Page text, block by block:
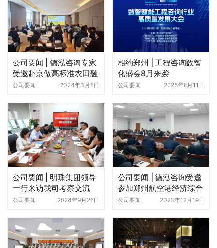
公司要闻 | 德泓咨询专家
受邀赴京做高标准农田融
资专题培训
公司要闻 2024年3月8日
相约郑州 | 工程咨询数智
化盛会8月来袭
公司要闻 2025年8月11日
公司要闻 | 明珠集团领导
一行来访我司考察交流
公司要闻 2024年9月26日
公司要闻 | 德泓咨询受邀
参加郑州航空港经济综合
实验区城市更新项目策划
公司要闻 2023年12月19日